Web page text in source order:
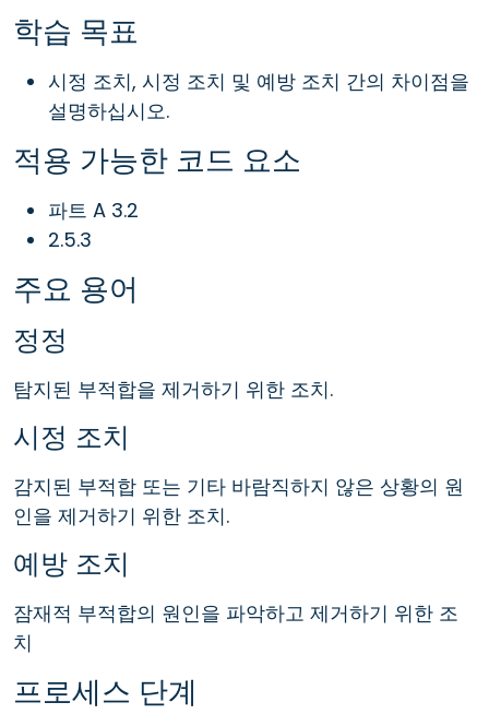
학습 목표
시정 조치, 시정 조치 및 예방 조치 간의 차이점을
설명하십시오.
적용 가능한 코드 요소
파트 A 3.2
2.5.3
주요 용어
정정
탐지된 부적합을 제거하기 위한 조치.
시정 조치
감지된 부적합 또는 기타 바람직하지 않은 상황의 원
인을 제거하기 위한 조치.
예방 조치
잠재적 부적합의 원인을 파악하고 제거하기 위한 조
치
프로세스 단계